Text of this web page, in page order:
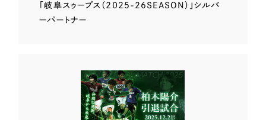
「岐阜スゥープス （2025-26SEASON）」 シルバ
ーパートナー